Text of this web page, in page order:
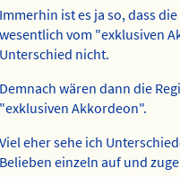
Immerhin ist es ja so, dass
wesentlich vom "exklusiven
Unterschied nicht.
Demnach wären dann die
"exklusiven Akkordeon".
Viel eher sehe ich
Belieben einzeln auf und